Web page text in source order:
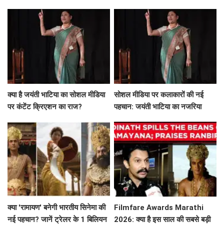
क्या है जयंती भाटिया का सोशल मीडिया
पर कंटेंट क्रिएशन का राज?
सोशल मीडिया पर कलाकारों की नई
पहचान: जयंती भाटिया का नजरिया
क्या 'रामायण' बनेगी भारतीय सिनेमा की
नई पहचान? जानें ट्रेलर के 1 बिलियन
Filmfare Awards Marathi
2026: क्या है इस साल की सबसे बड़ी